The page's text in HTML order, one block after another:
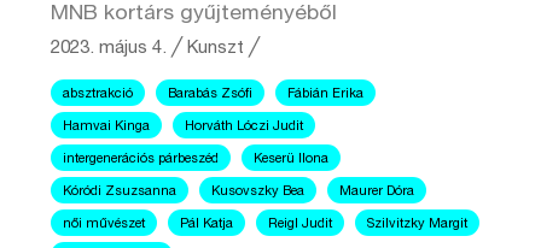
MNB kortárs gyűjteményéből
2023. május 4. ╱ Kunszt ╱
absztrakció Barabás Zsófi Fábián Erika
Hamvai Kinga Horváth Lóczi Judit
intergenerációs párbeszéd Keserü Ilona
Kóródi Zsuzsanna Kusovszky Bea Maurer Dóra
női művészet Pál Katja Reigl Judit Szilvitzky Margit